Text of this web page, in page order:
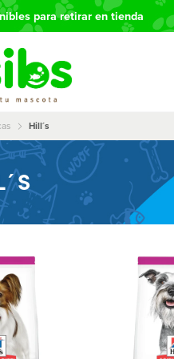
para retirar en tienda
Hill´s